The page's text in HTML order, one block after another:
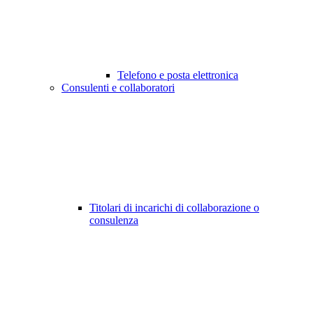
Telefono e posta elettronica
Consulenti e collaboratori
Titolari di incarichi di collaborazione o
consulenza